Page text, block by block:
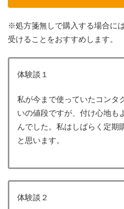
※処方箋無しで購入する場合に
受けることをおすすめします。
体験談１
私が今まで使っていたコンタ
いの値段ですが、付け心地も
んでした。私はしばらく定期
と思います。
体験談２